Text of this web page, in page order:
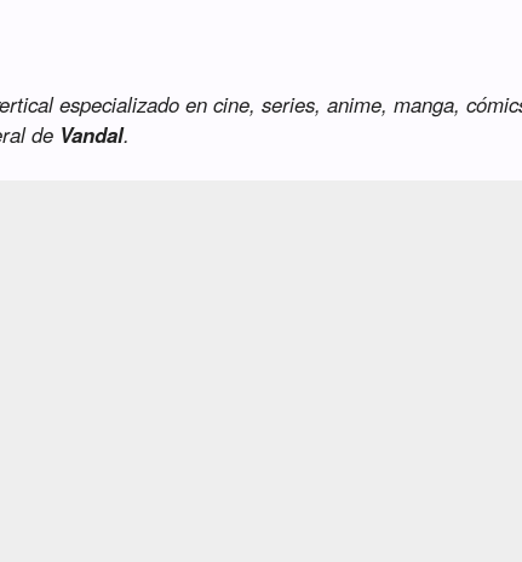
especializado en cine, series, anime, manga,
de Vandal.